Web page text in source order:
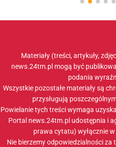
Materiały (treści, artykuły,
news.24tm.pl mogą być
podania
Wszystkie pozostałe materiały są
przysługują
Powielanie tych treści wymaga
Portal news.24tm.pl udostępnia i
prawa cytatu) wyłącznie
Nie bierzemy odpowiedzialności za